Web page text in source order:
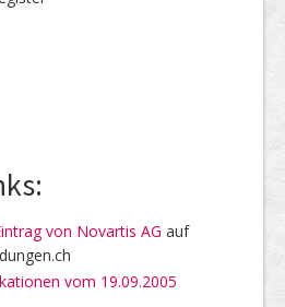
von Novartis AG auf
vom 19.09.2005